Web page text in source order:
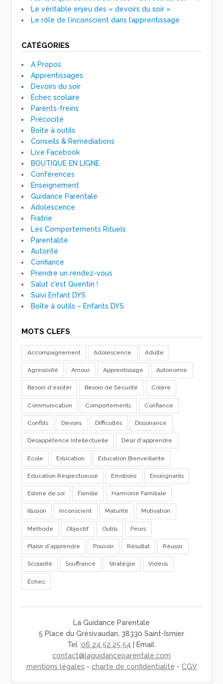
Le véritable enjeu des « devoirs du soir »
Le rôle de l’inconscient dans l’apprentissage
CATÉGORIES
A Propos
Apprentissages
Devoirs du soir
Échec scolaire
Parents-freins
Précocité
Boîte à outils
Conseils & Remédiations
Live Facebook
BOUTIQUE EN LIGNE
Conférences
Enseignement
Guidance Parentale
Adolescence
Fratrie
Les Comportements Rituels
Parentalité
Autorité
Confiance
Prendre un rendez-vous
Salut c'est Quentin !
Suivi Enfant DYS
Boîte à outils – Enfants DYS
MOTS CLEFS
Accompagnement Adolescence Adulte
Agressivité Amour Apprentissage Autonomie
Besoin d'exister Besoin de Sécurité Colère
Communication Comportements Confiance
Conflits Devoirs Difficultés Dissonance
Désappétence Intellectuelle Désir d'apprendre
Ecole Education Education Bienveillante
Education Respectueuse Emotions Enseignants
Estime de soi Famille Harmonie Familiale
Illusion Inconscient Maturité Motivation
Méthode Objectif Outils Peurs
Plaisir d'apprendre Pouvoir Résultat Réussir
Scolarité Souffrance Stratégie Vidéos
Échec
La Guidance Parentale
5 Place du Grésivaudan, 38330 Saint-Ismier
Tel :06 24 52 25 54 | Email:
contact@laguidanceparentale.com
mentions légales - charte de confidentialité - CGV